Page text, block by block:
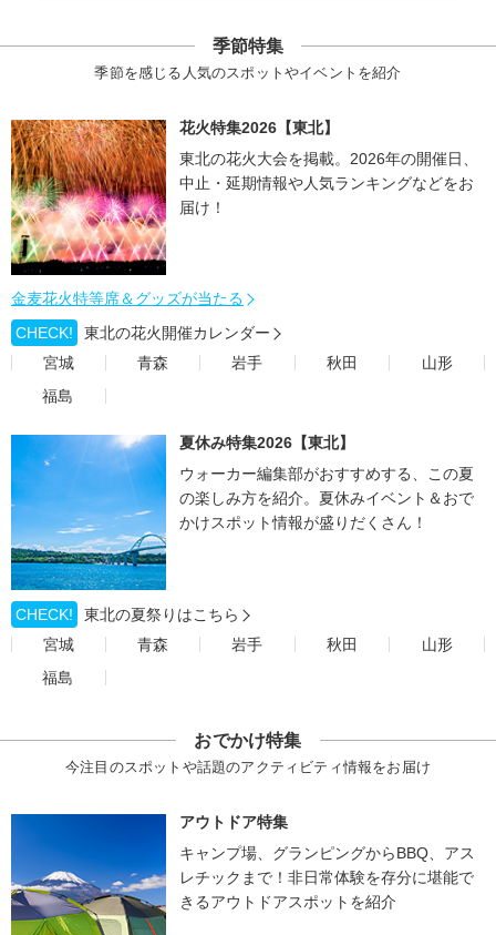
季節特集
季節を感じる人気のスポットやイベントを紹介
花火特集2026【東北】
東北の花火大会を掲載。2026年の開催日、
中止・延期情報や人気ランキングなどをお
届け！
金麦花火特等席＆グッズが当たる
CHECK!
東北の花火開催カレンダー
宮城
青森 岩手 秋田
山形
福島
夏休み特集2026【東北】
ウォーカー編集部がおすすめする、この夏
の楽しみ方を紹介。夏休みイベント＆おで
かけスポット情報が盛りだくさん！
CHECK!
東北の夏祭りはこちら
宮城
青森 岩手 秋田
山形
福島
おでかけ特集
今注目のスポットや話題のアクティビティ情報をお届け
アウトドア特集
キャンプ場、グランピングからBBQ、アス
レチックまで！非日常体験を存分に堪能で
きるアウトドアスポットを紹介